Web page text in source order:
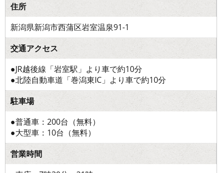
住所
新潟県新潟市西蒲区岩室温泉91-1
交通アクセス
●JR越後線「岩室駅」より車で約10分
●北陸自動車道「巻潟東IC」より車で約10分
駐車場
●普通車：200台（無料）
●大型車：10台（無料）
営業時間